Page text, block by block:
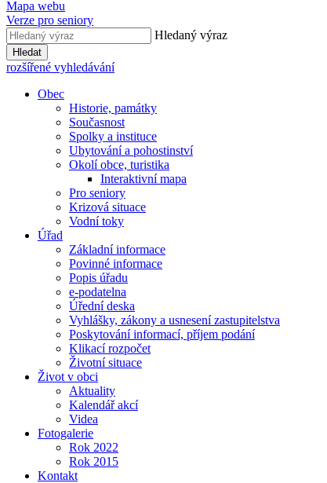
Mapa webu
Verze pro seniory
Hledaný výraz
Hledat
rozšířené vyhledávání
Obec
Historie, památky
Současnost
Spolky a instituce
Ubytování a pohostinství
Okolí obce, turistika
Interaktivní mapa
Pro seniory
Krizová situace
Vodní toky
Úřad
Základní informace
Povinné informace
Popis úřadu
e-podatelna
Úřední deska
Vyhlášky, zákony a usnesení zastupitelstva
Poskytování informací, příjem podání
Klikací rozpočet
Životní situace
Život v obci
Aktuality
Kalendář akcí
Videa
Fotogalerie
Rok 2022
Rok 2015
Kontakt